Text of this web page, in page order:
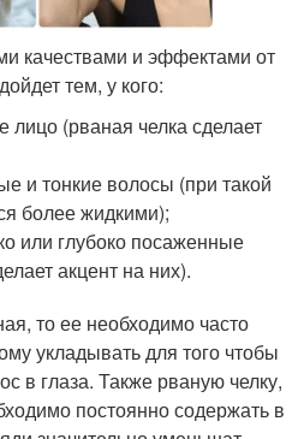
качествами и эффектами от
тем, у кого:
лицо (рваная челка сделает
и тонкие волосы (при такой
более жидкими);
или глубоко посаженные
акцент на них).
то ее необходимо часто
укладывать для того чтобы
в глаза. Также рваную челку,
постоянно содержать в